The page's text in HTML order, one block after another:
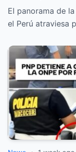
con la hija de
El panorama de
el Perú atraviesa